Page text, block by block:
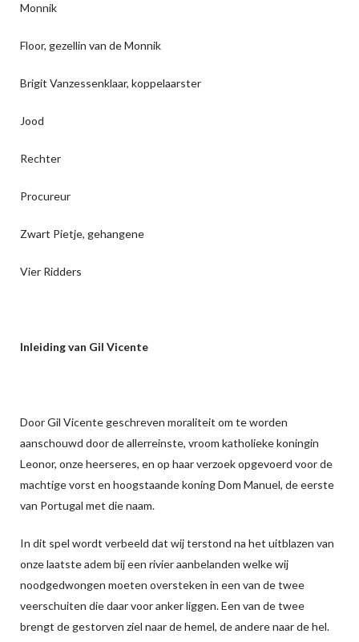
Monnik
Floor, gezellin van de Monnik
Brigit Vanzessenklaar, koppelaarster
Jood
Rechter
Procureur
Zwart Pietje, gehangene
Vier Ridders
Inleiding van Gil Vicente
Door Gil Vicente geschreven moraliteit om te worden
aanschouwd door de allerreinste, vroom katholieke koningin
Leonor, onze heerseres, en op haar verzoek opgevoerd voor de
machtige vorst en hoogstaande koning Dom Manuel, de eerste
van Portugal met die naam.
In dit spel wordt verbeeld dat wij terstond na het uitblazen van
onze laatste adem bij een rivier aanbelanden welke wij
noodgedwongen moeten oversteken in een van de twee
veerschuiten die daar voor anker liggen. Een van de twee
brengt de gestorven ziel naar de hemel, de andere naar de hel.